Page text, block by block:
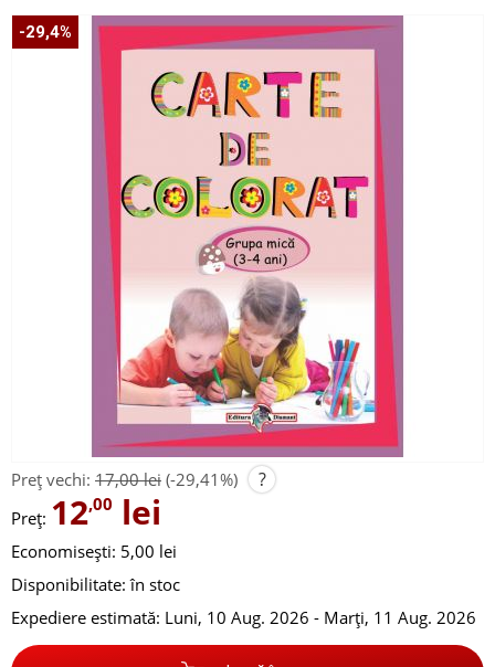
-29,4%
Preț vechi: 17,00 lei (-29,41%) ?
Preț: 12,00 lei
Economisești: 5,00 lei
Disponibilitate: în stoc
Expediere estimată: Luni, 10 Aug. 2026 - Marți, 11 Aug. 2026